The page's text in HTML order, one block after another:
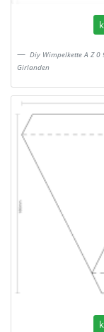
Diy Wimpelkette A Z 0
Girlanden